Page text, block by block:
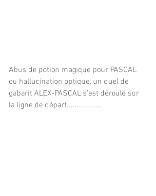
Abus de potion magique pour PASCAL
ou hallucination optique, un duel de
gabarit ALEX-PASCAL s'est déroulé sur
la ligne de départ..................